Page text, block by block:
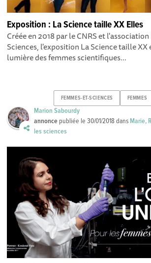
Exposition : La Science taille XX Elles
Créée en 2018 par le CNRS et
Sciences, l'exposition La Science taille XX
lumière des femmes scientifiques...
FEMMES-ET-SCIENCES FEMMES
Marion Sabourdy
annonce publiée le30/01/2018 dans Marie,
les sciences